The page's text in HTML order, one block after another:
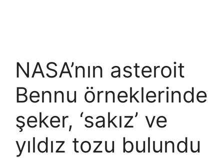
NASA’nın asteroit
Bennu örneklerinde
şeker, ‘sakız’ ve
yıldız tozu bulundu